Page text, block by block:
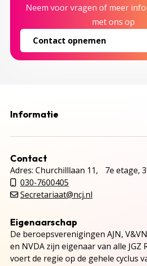
Neem voor vragen of meer
met ons op
Contact opnemen
Informatie
Contact
Adres: Churchilllaan 11, 7e etage,
030-7600405
Secretariaat@ncj.nl
Eigenaarschap
De beroepsverenigingen AJN,
en NVDA zijn eigenaar van alle JGZ
voert de regie op de gehele cyclus